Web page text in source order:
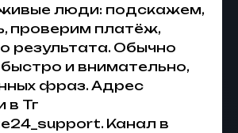
люди: подскажем,
проверим платёж,
результата. Обычно
и внимательно,
фраз. Адрес
в Тг
Канал в